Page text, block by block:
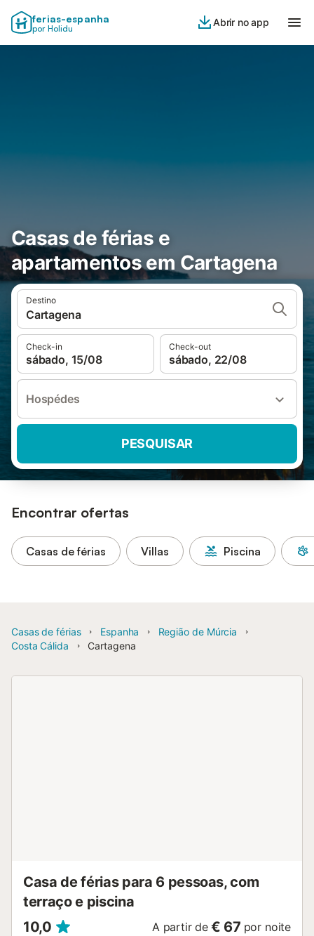
ferias-espanha
por Holidu
Abrir no app
Casas de férias e
apartamentos em Cartagena
Destino
Cartagena
Check-in
sábado, 15/08
Check-out
sábado, 22/08
Hospédes
PESQUISAR
Encontrar ofertas
Casas de férias Villas Piscina
Casas de férias Espanha
Região de Múrcia
Costa Cálida
Cartagena
Casa de férias para 6 pessoas, com
terraço e piscina
10,0
A partir de € 67 por noite